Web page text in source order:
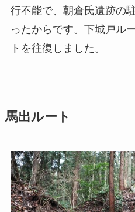
行不能で、朝倉氏遺跡の
ったからです。下城戸ル
トを往復しました。
馬出ルート